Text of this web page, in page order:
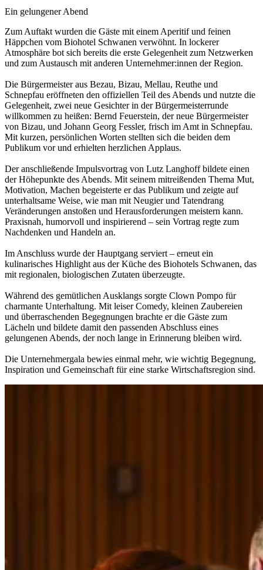
Ein gelungener Abend
Zum Auftakt wurden die Gäste mit einem Aperitif und feinen
Häppchen vom Biohotel Schwanen verwöhnt. In lockerer
Atmosphäre bot sich bereits die erste Gelegenheit zum Netzwerken
und zum Austausch mit anderen Unternehmer:innen der Region.
Die Bürgermeister aus Bezau, Bizau, Mellau, Reuthe und
Schnepfau eröffneten den offiziellen Teil des Abends und nutzte die
Gelegenheit, zwei neue Gesichter in der Bürgermeisterrunde
willkommen zu heißen: Bernd Feuerstein, der neue Bürgermeister
von Bizau, und Johann Georg Fessler, frisch im Amt in Schnepfau.
Mit kurzen, persönlichen Worten stellten sich die beiden dem
Publikum vor und erhielten herzlichen Applaus.
Der anschließende Impulsvortrag von Lutz Langhoff bildete einen
der Höhepunkte des Abends. Mit seinem mitreißenden Thema Mut,
Motivation, Machen begeisterte er das Publikum und zeigte auf
unterhaltsame Weise, wie man mit Neugier und Tatendrang
Veränderungen anstoßen und Herausforderungen meistern kann.
Praxisnah, humorvoll und inspirierend – sein Vortrag regte zum
Nachdenken und Handeln an.
Im Anschluss wurde der Hauptgang serviert – erneut ein
kulinarisches Highlight aus der Küche des Biohotels Schwanen, das
mit regionalen, biologischen Zutaten überzeugte.
Während des gemütlichen Ausklangs sorgte Clown Pompo für
charmante Unterhaltung. Mit leiser Comedy, kleinen Zaubereien
und überraschenden Begegnungen brachte er die Gäste zum
Lächeln und bildete damit den passenden Abschluss eines
gelungenen Abends, der noch lange in Erinnerung bleiben wird.
Die Unternehmergala bewies einmal mehr, wie wichtig Begegnung,
Inspiration und Gemeinschaft für eine starke Wirtschaftsregion sind.